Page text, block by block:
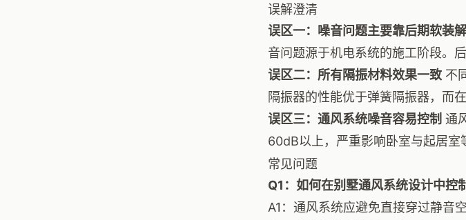
误解澄清
误区一：噪音问题主要靠后期软装
音问题源于机电系统的施工阶段。
误区二：所有隔振材料效果一致不
隔振器的性能优于弹簧隔振器，而
误区三：通风系统噪音容易控制 通
60dB以上，严重影响卧室与起居室
常见问题
Q1：如何在别墅通风系统设计中控
A1：通风系统应避免直接穿过静音